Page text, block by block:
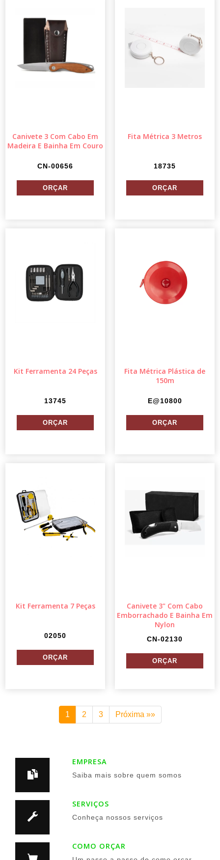
Canivete 3 Com Cabo Em
Madeira E Bainha Em Couro
CN-00656
Fita Métrica 3 Metros
18735
Kit Ferramenta 24 Peças
13745
Fita Métrica Plástica de
150m
E@10800
Kit Ferramenta 7 Peças
02050
Canivete 3" Com Cabo
Emborrachado E Bainha Em
Nylon
CN-02130
1 2 3 Próxima »»
EMPRESA
Saiba mais sobre quem somos
SERVIÇOS
Conheça nossos serviços
COMO ORÇAR